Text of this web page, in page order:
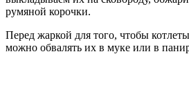
румяной корочки.
Перед жаркой для того, чтобы
можно обвалять их в муке или в